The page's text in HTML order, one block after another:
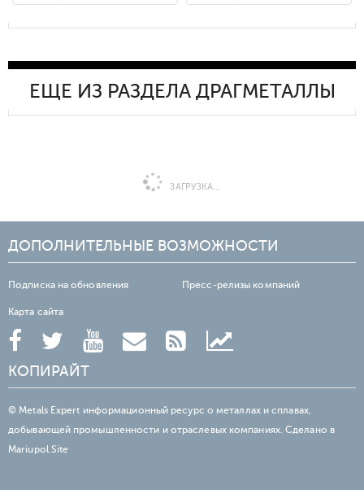
ЕЩЕ ИЗ РАЗДЕЛА ДРАГМЕТАЛЛЫ
ЗАГРУЗКА...
ДОПОЛНИТЕЛЬНЫЕ ВОЗМОЖНОСТИ
Подписка на обновления Пресс-релизы компаний
Карта сайта
КОПИРАЙТ
© Metals Expert информационный ресурс о металлах и сплавах,
добывающей промышленности и отраслевых компаниях. Сделано в
Mariupol.Site